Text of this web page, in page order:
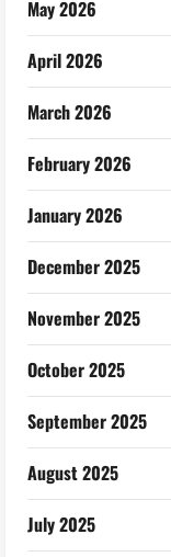
May 2026
April 2026
March 2026
February 2026
January 2026
December 2025
November 2025
October 2025
September 2025
August 2025
July 2025